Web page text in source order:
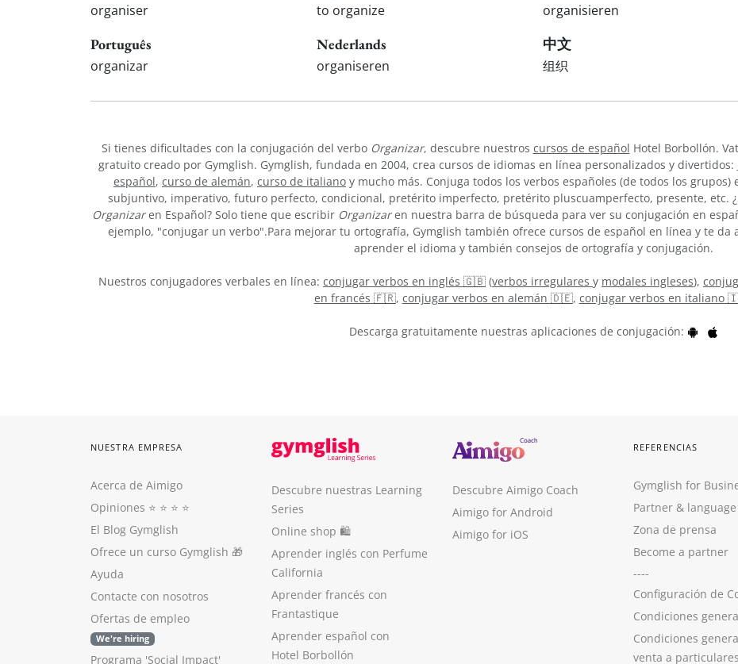
organiser to organize organisieren
Português
organizar
Nederlands
organiseren
中文
组织
Si tienes dificultades con la conjugación del verbo Organizar, descubre nuestros cursos de español Hotel Borbollón.
gratuito creado por Gymglish. Gymglish, fundada en 2004, crea cursos de idiomas en línea personalizados y divertidos:
español, curso de alemán, curso de italiano y mucho más. Conjuga todos los verbos españoles (de todos los
subjuntivo, imperativo, futuro perfecto, condicional, pretérito imperfecto, pretérito pluscuamperfecto, presente, etc.
Organizaren Español? Solo tiene que escribir Organizaren nuestra barra de búsqueda para ver su conjugación en
ejemplo, "conjugar un verbo".Para mejorar tu ortografía, Gymglish también ofrece cursos de español en línea y te da
aprender el idioma y también consejos de ortografía y conjugación.
Nuestros conjugadores verbales en línea: conjugar verbos en inglés 🇬🇧 (verbos irregulares y modales ingleses),
en francés 🇫🇷, conjugar verbos en alemán 🇩🇪, conjugar verbos en italiano
Descarga gratuitamente nuestras aplicaciones de conjugación:
NUESTRA EMPRESA
Acerca de Aimigo
Opiniones ⭐️ ⭐️ ⭐️ ⭐️
El Blog Gymglish
Ofrece un curso Gymglish 🎁
Ayuda
Contacte con nosotros
Ofertas de empleo
We're hiring
Programa 'Social Impact'
Descubre nuestras Learning
Series
Online shop 🛍
Aprender inglés con Perfume
California
Aprender francés con
Frantastique
Aprender español con
Hotel Borbollón
Descubre Aimigo Coach
Aimigo for Android
Aimigo for iOS
REFERENCIAS
Gymglish for
Partner &
Zona de prensa
Become a partner
----
Configuración de
Condiciones
Condiciones
venta a particulares